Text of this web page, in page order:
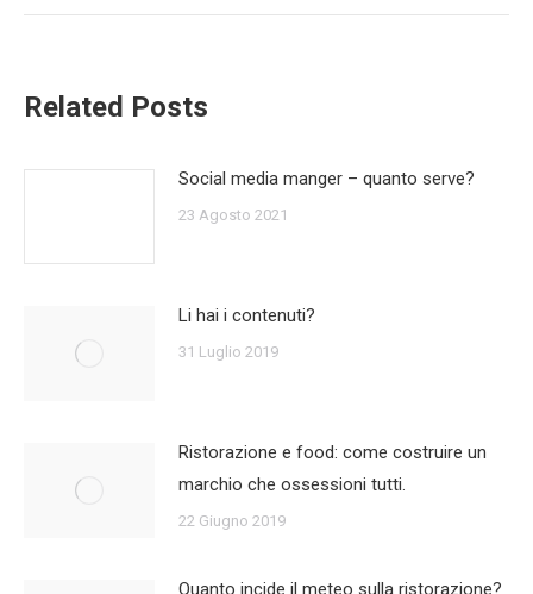
Related Posts
Social media manger – quanto serve?
23 Agosto 2021
Li hai i contenuti?
31 Luglio 2019
Ristorazione e food: come costruire un
marchio che ossessioni tutti.
22 Giugno 2019
Quanto incide il meteo sulla ristorazione?